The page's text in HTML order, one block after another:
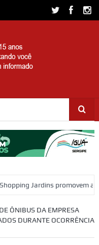
ação de adoção animal
ÔNIBUS DA EMPRESA
DURANTE OCORRÊNCIA